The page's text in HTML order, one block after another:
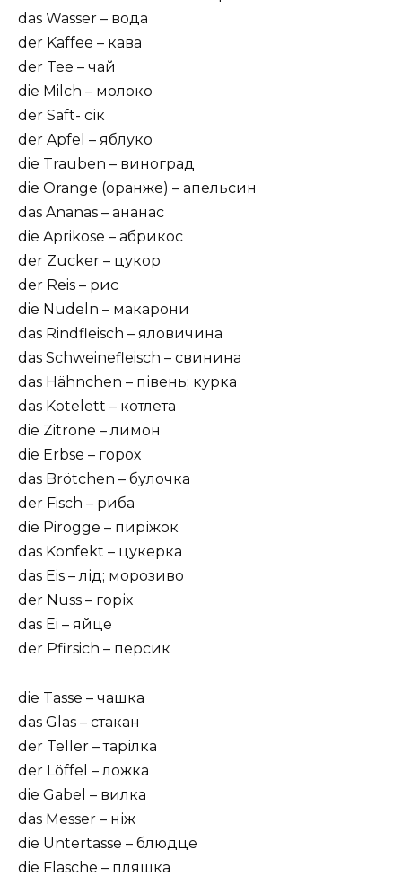
das Wasser – вода
der Kaffee – кава
der Tee – чай
die Milch – молоко
der Saft- сік
der Apfel – яблуко
die Trauben – виноград
die Orange (оранже) – апельсин
das Ananas – ананас
die Aprikose – абрикос
der Zucker – цукор
der Reis – рис
die Nudeln – макарони
das Rindfleisch – яловичина
das Schweinefleisch – свинина
das Hähnchen – півень; курка
das Kotelett – котлета
die Zitrone – лимон
die Erbse – горох
das Brötchen – булочка
der Fisch – риба
die Pirogge – пиріжок
das Konfekt – цукерка
das Eis – лід; морозиво
der Nuss – горіх
das Ei – яйце
der Pfirsich – персик
die Tasse – чашка
das Glas – стакан
der Teller – тарілка
der Löffel – ложка
die Gabel – вилка
das Messer – ніж
die Untertasse – блюдце
die Flasche – пляшка